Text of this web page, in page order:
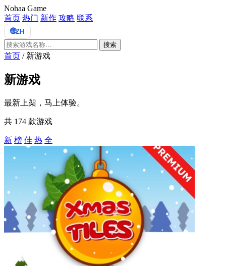
Nohaa Game
首页 热门 新作 攻略 联系
🌐ZH
搜索
首页 / 新游戏
新游戏
最新上架，马上体验。
共 174 款游戏
新 榜 佳 热 全